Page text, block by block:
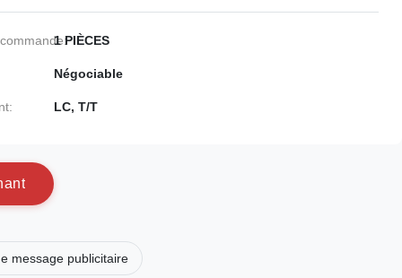
1 PIÈCES
Négociable
LC, T/T
ant
message publicitaire